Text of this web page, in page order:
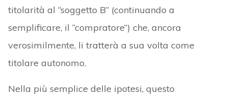
titolarità al “soggetto B” (continuando a
semplificare, il “compratore”) che, ancora
verosimilmente, li tratterà a sua volta come
titolare autonomo.
Nella più semplice delle ipotesi, questo